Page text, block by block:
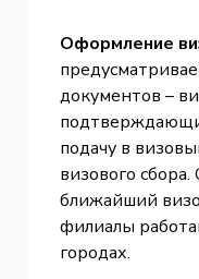
Оформление
документов –
подачу в
визового
ближайший
филиалы
городах.